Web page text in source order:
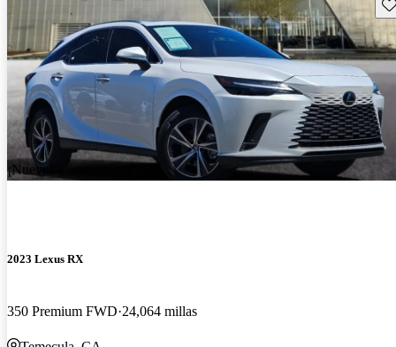
¡Nuevo!
2023 Lexus RX
350 Premium FWD 24,064 millas